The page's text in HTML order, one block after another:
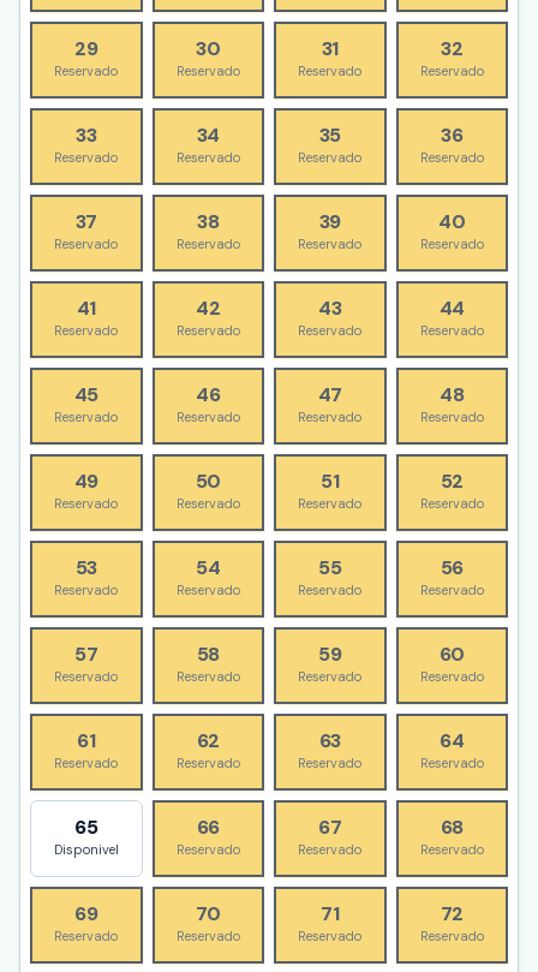
29
Reservado
30
Reservado
31
Reservado
32
Reservado
33
Reservado
34
Reservado
35
Reservado
36
Reservado
37
Reservado
38
Reservado
39
Reservado
40
Reservado
41
Reservado
42
Reservado
43
Reservado
44
Reservado
45
Reservado
46
Reservado
47
Reservado
48
Reservado
49
Reservado
50
Reservado
51
Reservado
52
Reservado
53
Reservado
54
Reservado
55
Reservado
56
Reservado
57
Reservado
58
Reservado
59
Reservado
60
Reservado
61
Reservado
62
Reservado
63
Reservado
64
Reservado
65
Disponivel
66
Reservado
67
Reservado
68
Reservado
69
Reservado
70
Reservado
71
Reservado
72
Reservado